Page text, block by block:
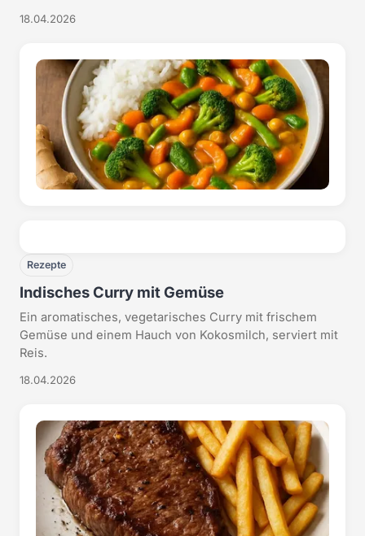
18.04.2026
Rezepte
Indisches Curry mit Gemüse
Ein aromatisches, vegetarisches Curry mit frischem
Gemüse und einem Hauch von Kokosmilch, serviert mit
Reis.
18.04.2026